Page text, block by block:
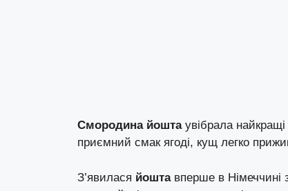
Смородина йоштаувібрала
приємний смак ягоді, кущ легко
З’явилася йоштавперше в Німеччині